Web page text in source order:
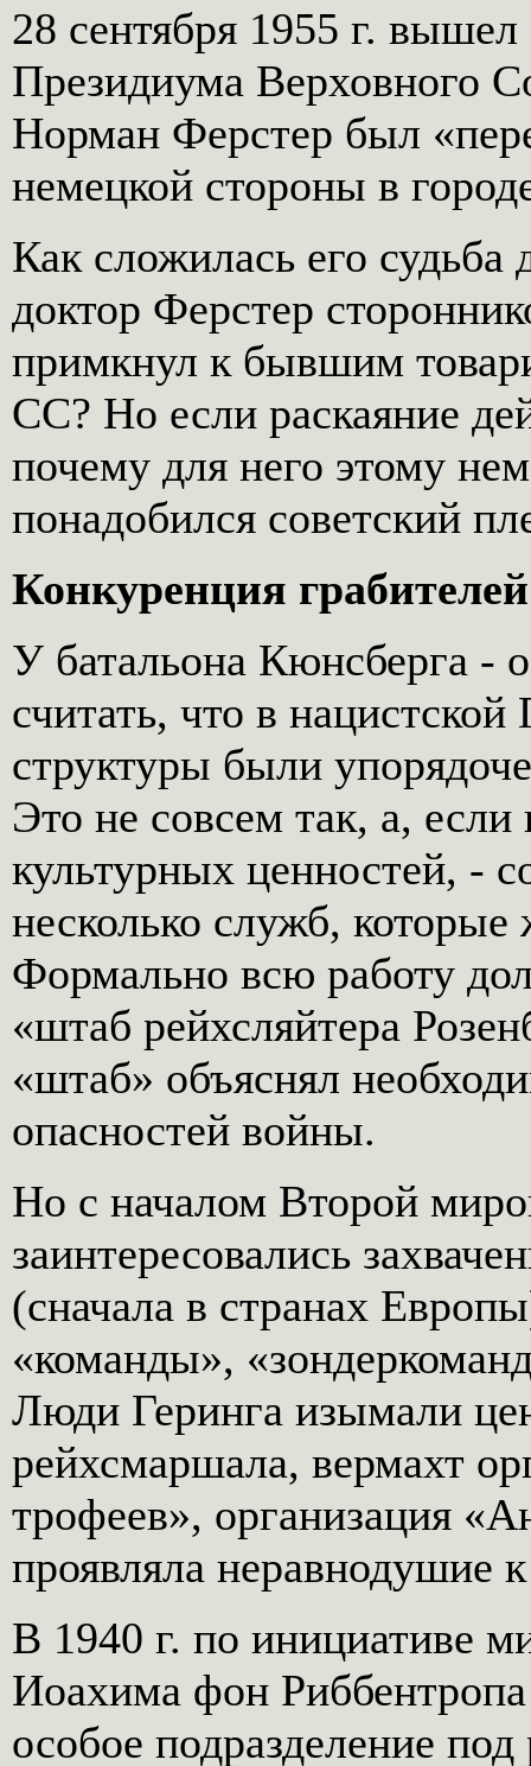
28 сентября 1955 г.
Президиума Верховного
Норман Ферстер был
немецкой стороны в
Как сложилась его
доктор Ферстер
примкнул к бывшим
СС? Но если раскаяние
почему для него этому
понадобился советский
Конкуренция грабителей
У батальона Кюнсберга -
считать, что в
структуры были
Это не совсем так, а,
культурных ценностей, -
несколько служб, которые
Формально всю работу
«штаб рейхсляйтера
«штаб» объяснял
опасностей войны.
Но с началом Второй
заинтересовались
(сначала в странах
«команды»,
Люди Геринга изымали
рейхсмаршала, вермахт
трофеев», организация
проявляла неравнодушие
В 1940 г. по инициативе
Иоахима фон
особое подразделение